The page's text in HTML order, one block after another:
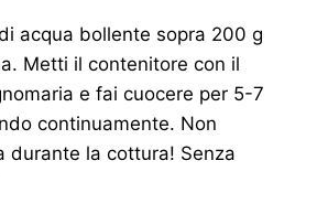
acqua bollente sopra 200 g
Metti il contenitore con il
e fai cuocere per 5-7
continuamente. Non
durante la cottura! Senza